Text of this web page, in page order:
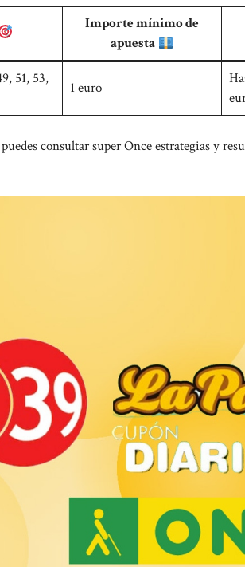
Importe mínimo de
apuesta
51, 53,
1 euro
consultarsuper Once estrategias y